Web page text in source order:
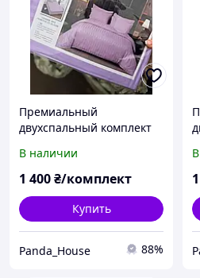
Премиальный
двухспальный комплект
180х220 Primawara с
простыней на резинке
160*200+20см с нежным
В наличии
1 400₴/комплект
Купить
Panda_House 88%